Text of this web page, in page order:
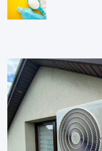
R
o
w
a
n
i
m
o
b
L
k
a
c
z
o
o
w
a